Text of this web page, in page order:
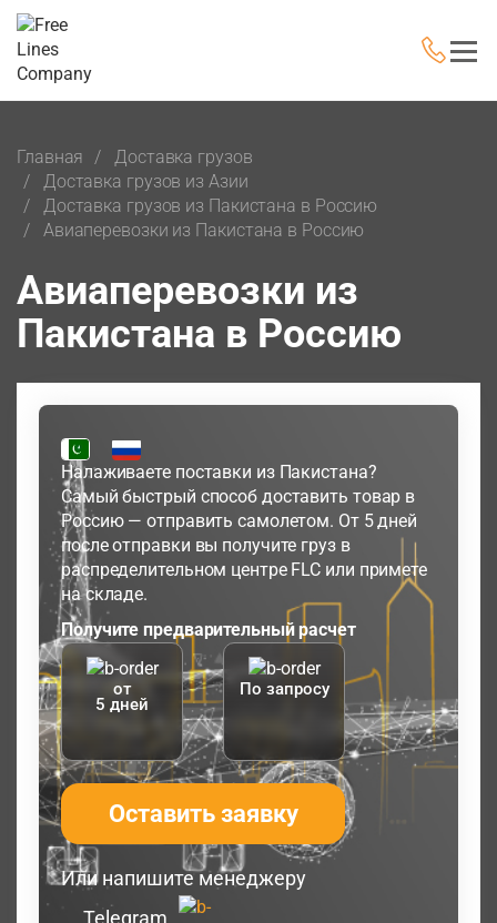
Главная
Доставка грузов
Доставка грузов из Азии
Доставка грузов из Пакистана в Россию
Авиаперевозки из Пакистана в Россию
Авиаперевозки из
Пакистана в Россию
Налаживаете поставки из Пакистана?
Самый быстрый способ доставить товар в
Россию — отправить самолетом. От 5 дней
после отправки вы получите груз в
распределительном центре FLC или примете
на складе.
Получите предварительный расчет
от
5 дней
По запросу
Оставить заявку
Или напишите менеджеру
Telegram